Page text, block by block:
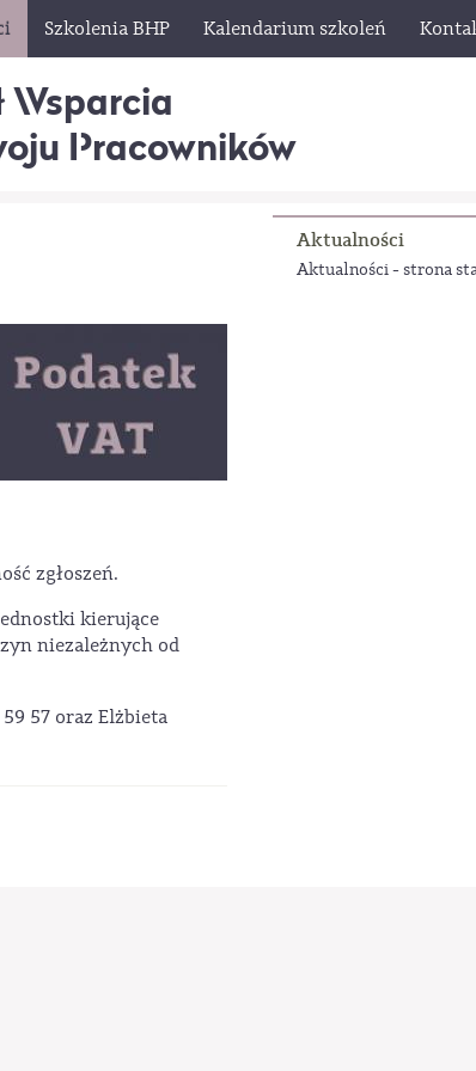
Szkolenia BHP Kalendarium szkoleń
Wsparcia
Pracowników
Aktualności
Aktualności - strona
zgłoszeń.
kierujące
niezależnych od
57 oraz Elżbieta